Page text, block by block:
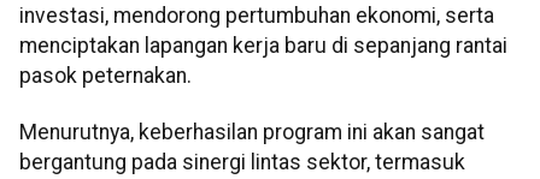
investasi, mendorong pertumbuhan ekonomi, serta
menciptakan lapangan kerja baru di sepanjang rantai
pasok peternakan.
Menurutnya, keberhasilan program ini akan sangat
bergantung pada sinergi lintas sektor, termasuk